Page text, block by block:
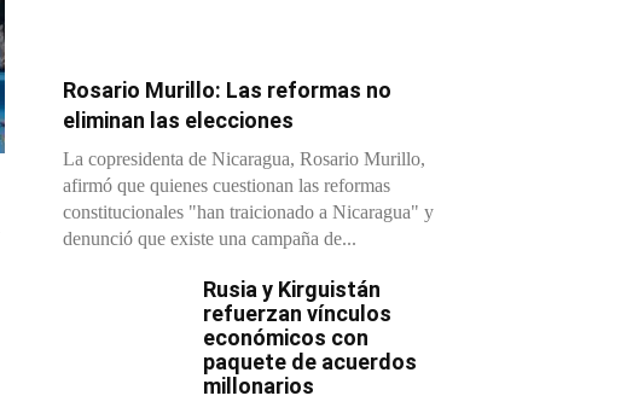
Rosario Murillo: Las reformas no
eliminan las elecciones
La copresidenta de Nicaragua, Rosario Murillo,
afirmó que quienes cuestionan las reformas
constitucionales "han traicionado a Nicaragua" y
denunció que existe una campaña de...
Rusia y Kirguistán
refuerzan vínculos
económicos con
paquete de acuerdos
millonarios